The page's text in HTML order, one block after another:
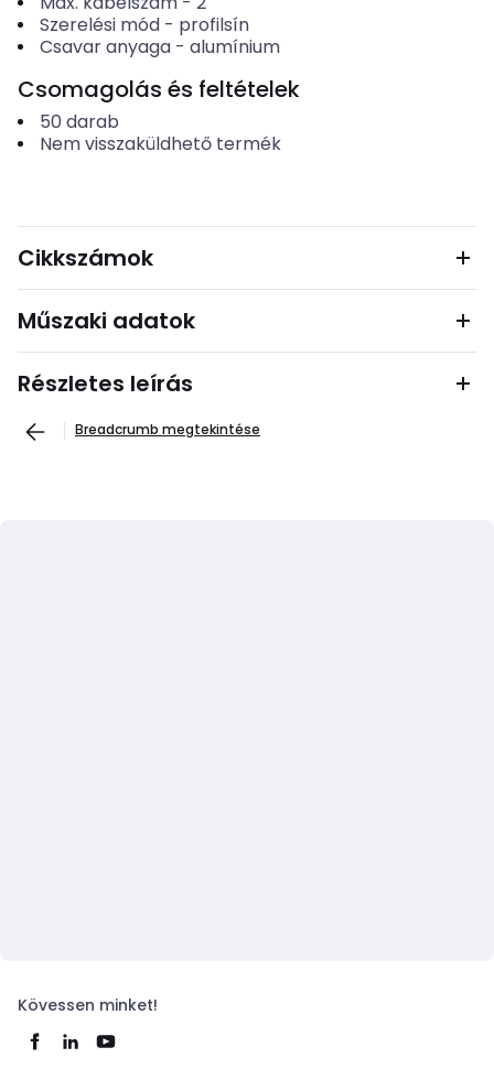
Szerelési mód- profilsín
Csavar anyaga- alumínium
Csomagolás és feltételek
50 darab
Nem visszaküldhető termék
Cikkszámok
Műszaki adatok
Részletes leírás
Breadcrumb megtekintése
Kövessen minket!